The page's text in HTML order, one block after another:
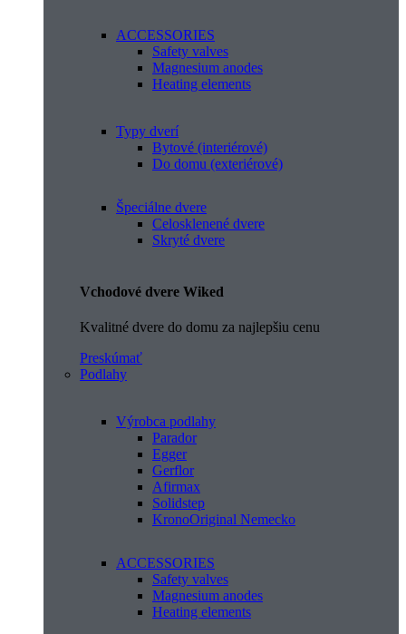
ACCESSORIES
Safety valves
Magnesium anodes
Heating elements
Typy dverí
Bytové (interiérové)
Do domu (exteriérové)
Špeciálne dvere
Celosklenené dvere
Skryté dvere
Vchodové dvere Wiked
Kvalitné dvere do domu za najlepšiu cenu
Preskúmať
Podlahy
Výrobca podlahy
Parador
Egger
Gerflor
Afirmax
Solidstep
KronoOriginal Nemecko
ACCESSORIES
Safety valves
Magnesium anodes
Heating elements